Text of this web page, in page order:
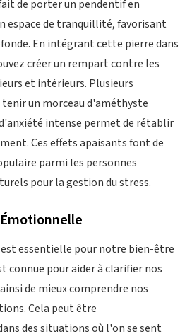
de porter un pendentif en
espace de tranquillité, favorisant
En intégrant cette pierre dans
créer un rempart contre les
et intérieurs. Plusieurs
un morceau d'améthyste
intense permet de rétablir
Ces effets apaisants font de
parmi les personnes
pour la gestion du stress.
essentielle pour notre bien-être
connue pour aider à clarifier nos
de mieux comprendre nos
Cela peut être
des situations où l'on se sent